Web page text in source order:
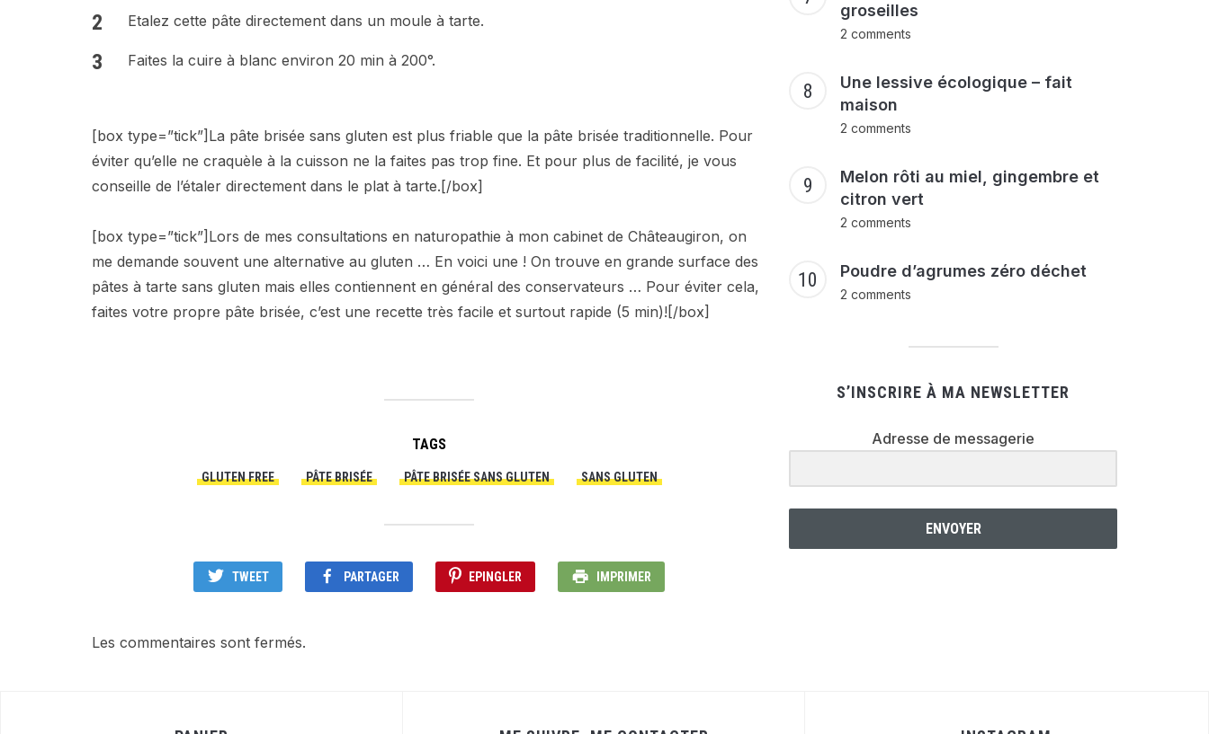
Etalez cette pâte directement dans un moule à tarte.
Faites la cuire à blanc environ 20 min à 200°.
[box type=”tick”]La pâte brisée sans gluten est plus friable que la pâte brisée traditionnelle. Pour
éviter qu’elle ne craquèle à la cuisson ne la faites pas trop fine. Et pour plus de facilité, je vous
conseille de l’étaler directement dans le plat à tarte.[/box]
[box type=”tick”]Lors de mes consultations en naturopathie à mon cabinet de Châteaugiron, on
me demande souvent une alternative au gluten … En voici une ! On trouve en grande surface des
pâtes à tarte sans gluten mais elles contiennent en général des conservateurs … Pour éviter cela,
faites votre propre pâte brisée, c’est une recette très facile et surtout rapide (5 min)![/box]
TAGS
GLUTEN FREE PÂTE BRISÉE PÂTE BRISÉE SANS GLUTEN SANS GLUTEN
TWEET PARTAGER EPINGLER IMPRIMER
Les commentaires sont fermés.
groseilles
2 comments
Une lessive écologique – fait
maison
2 comments
Melon rôti au miel, gingembre et
citron vert
2 comments
Poudre d’agrumes zéro déchet
2 comments
S’INSCRIRE À MA NEWSLETTER
Adresse de messagerie
ENVOYER